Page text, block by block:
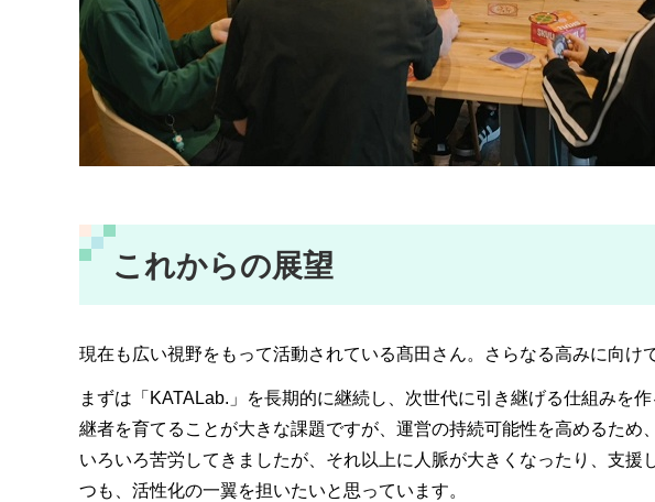
これからの展望
現在も広い視野をもって活動されている髙田さん。さらなる高みに向け
まずは「KATALab.」を長期的に継続し、次世代に引き継げる仕組みを
継者を育てることが大きな課題ですが、運営の持続可能性を高めるため
いろいろ苦労してきましたが、それ以上に人脈が大きくなったり、支
つも、活性化の一翼を担いたいと思っています。